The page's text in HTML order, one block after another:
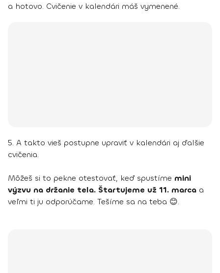
a hotovo. Cvičenie v kalendári máš vymenené.
5. A takto vieš postupne upraviť v kalendári aj ďalšie
cvičenia.
Môžeš si to pekne otestovať, keď spustíme mini
výzvu na držanie tela. Štartujeme už 11. marca a
veľmi ti ju odporúčame. Tešíme sa na teba 😊.